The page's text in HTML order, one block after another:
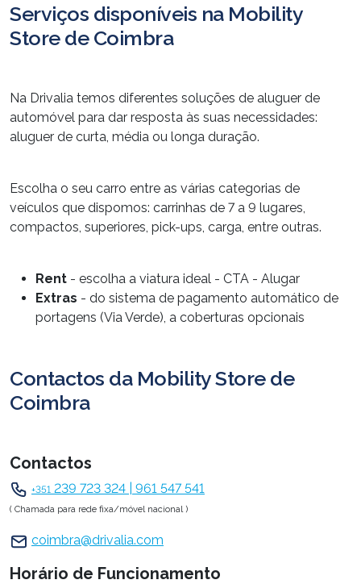
Serviços disponíveis na Mobility
Store de Coimbra
Na Drivalia temos diferentes soluções de aluguer de
automóvel para dar resposta às suas necessidades:
aluguer de curta, média ou longa duração.
Escolha o seu carro entre as várias categorias de
veículos que dispomos: carrinhas de 7 a 9 lugares,
compactos, superiores, pick-ups, carga, entre outras.
Rent - escolha a viatura ideal - CTA - Alugar
Extras - do sistema de pagamento automático de
portagens (Via Verde), a coberturas opcionais
Contactos da Mobility Store de
Coimbra
Contactos
+351 239 723 324 | 961 547 541
( Chamada para rede fixa/móvel nacional )
coimbra@drivalia.com
Horário de Funcionamento